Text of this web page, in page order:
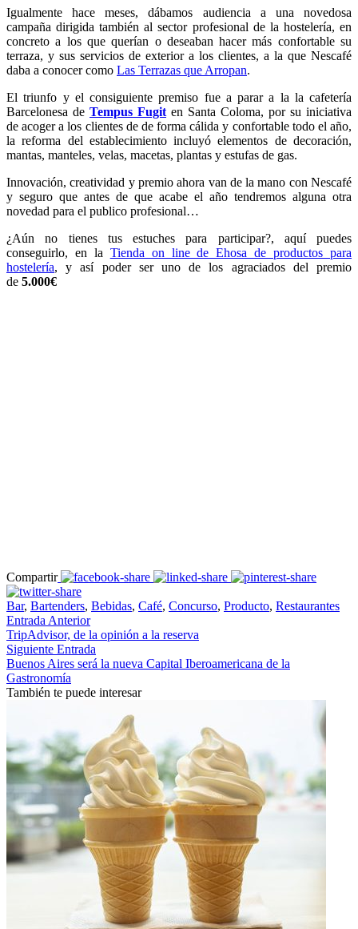
Igualmente hace meses, dábamos audiencia a una novedosa
campaña dirigida también al sector profesional de la hostelería, en
concreto a los que querían o deseaban hacer más confortable su
terraza, y sus servicios de exterior a los clientes, a la que Nescafé
daba a conocer como Las Terrazas que Arropan.
El triunfo y el consiguiente premiso fue a parar a la la cafetería
Barcelonesa de Tempus Fugit en Santa Coloma, por su iniciativa
de acoger a los clientes de de forma cálida y confortable todo el año,
la reforma del establecimiento incluyó elementos de decoración,
mantas, manteles, velas, macetas, plantas y estufas de gas.
Innovación, creatividad y premio ahora van de la mano con Nescafé
y seguro que antes de que acabe el año tendremos alguna otra
novedad para el publico profesional…
¿Aún no tienes tus estuches para participar?, aquí puedes
conseguirlo, en la Tienda on line de Ehosa de productos para
hostelería, y así poder ser uno de los agraciados del premio
de 5.000€
Compartir
Bar, Bartenders, Bebidas, Café, Concurso, Producto, Restaurantes
Entrada Anterior
TripAdvisor, de la opinión a la reserva
Siguiente Entrada
Buenos Aires será la nueva Capital Iberoamericana de la
Gastronomía
También te puede interesar